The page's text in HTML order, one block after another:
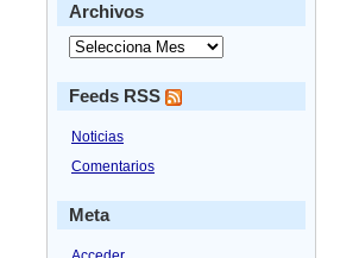
Archivos
Feeds RSS
Noticias
Comentarios
Meta